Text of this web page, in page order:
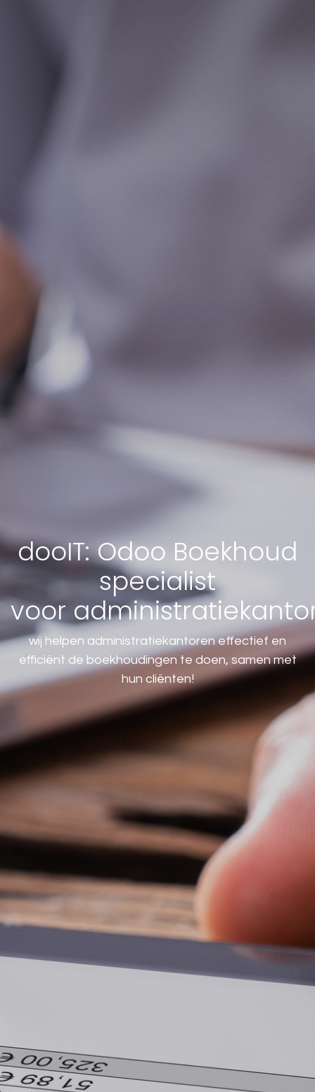
dooIT: Odoo Boekhoud
specialist
voor
wij helpen administratiekantoren effectief en
efficiënt de boekhoudingen te doen, samen met
hun cliënten!